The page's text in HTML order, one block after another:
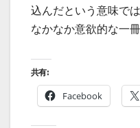
込んだという意味では
なかなか意欲的な一冊
共有:
Facebook